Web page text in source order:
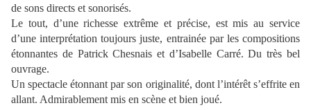
de sons directs et sonorisés.
Le tout, d’une richesse extrême et précise, est mis au service
d’une interprétation toujours juste, entrainée par les compositions
étonnantes de Patrick Chesnais et d’Isabelle Carré. Du très bel
ouvrage.
Un spectacle étonnant par son originalité, dont l’intérêt s’effrite en
allant. Admirablement mis en scène et bien joué.